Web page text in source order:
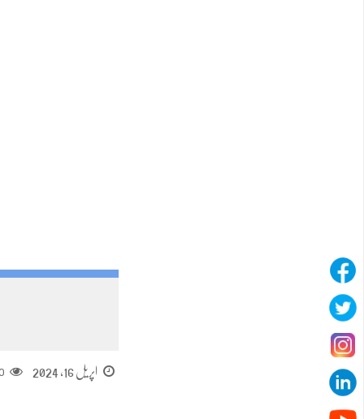
اپریل 16, 2024